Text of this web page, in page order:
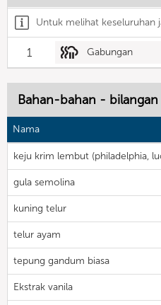
Untuk melihat keseluruhan
1 Gabungan
Bahan-bahan -
Nama
keju krim lembut (philadelphia,
gula semolina
kuning telur
telur ayam
tepung gandum biasa
Ekstrak vanila